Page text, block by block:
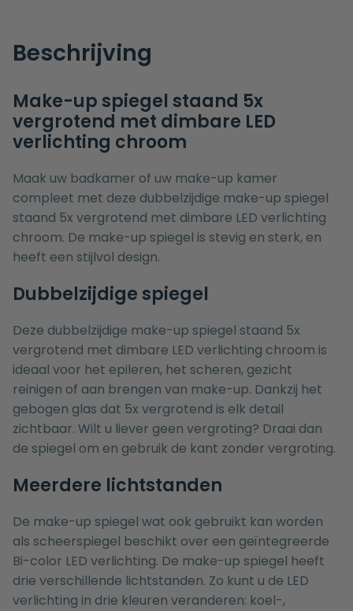
Beschrijving
Make-up spiegel staand 5x
vergrotend met dimbare LED
verlichting chroom
Maak uw badkamer of uw make-up kamer
compleet met deze dubbelzijdige make-up spiegel
staand 5x vergrotend met dimbare LED verlichting
chroom. De make-up spiegel is stevig en sterk, en
heeft een stijlvol design.
Dubbelzijdige spiegel
Deze dubbelzijdige make-up spiegel staand 5x
vergrotend met dimbare LED verlichting chroom is
ideaal voor het epileren, het scheren, gezicht
reinigen of aan brengen van make-up. Dankzij het
gebogen glas dat 5x vergrotend is elk detail
zichtbaar. Wilt u liever geen vergroting? Draai dan
de spiegel om en gebruik de kant zonder vergroting.
Meerdere lichtstanden
De make-up spiegel wat ook gebruikt kan worden
als scheerspiegel beschikt over een geïntegreerde
Bi-color LED verlichting. De make-up spiegel heeft
drie verschillende lichtstanden. Zo kunt u de LED
verlichting in drie kleuren veranderen: koel-,